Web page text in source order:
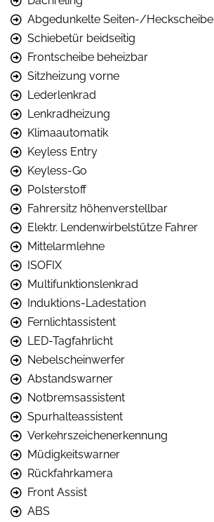
Abgedunkelte Seiten-/Heckscheibe
Schiebetür beidseitig
Frontscheibe beheizbar
Sitzheizung vorne
Lederlenkrad
Lenkradheizung
Klimaautomatik
Keyless Entry
Keyless-Go
Polsterstoff
Fahrersitz höhenverstellbar
Elektr. Lendenwirbelstütze Fahrer
Mittelarmlehne
ISOFIX
Multifunktionslenkrad
Induktions-Ladestation
Fernlichtassistent
LED-Tagfahrlicht
Nebelscheinwerfer
Abstandswarner
Notbremsassistent
Spurhalteassistent
Verkehrszeichenerkennung
Müdigkeitswarner
Rückfahrkamera
Front Assist
ABS